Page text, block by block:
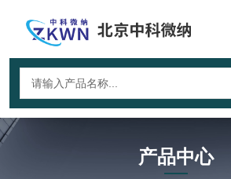
产品中心